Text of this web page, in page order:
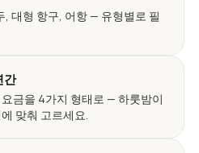
, 대형 항구, 어항 — 유형별로 필
간
금을 4가지 형태로 — 하룻밤이
맞춰 고르세요.